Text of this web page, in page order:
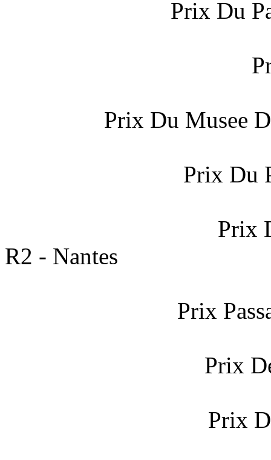
Prix Du
Prix Du Musee
Prix Du
Prix
R2 - Nantes
Prix
Prix
Prix